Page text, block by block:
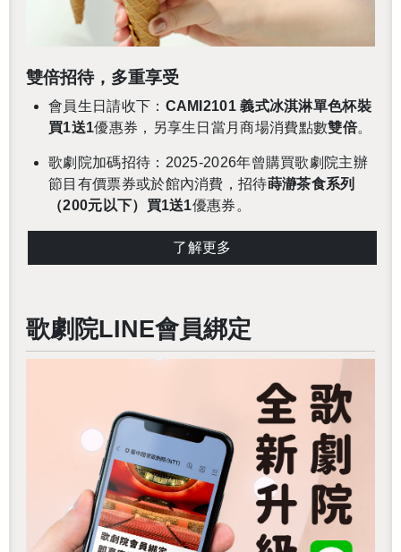
雙倍招待，多重享受
會員生日請收下： CAMI2101 義式冰淇淋單色杯裝
買1送1優惠券，另享生日當月商場消費點數雙倍。
歌劇院加碼招待： 2025-2026年曾購買歌劇院主辦
節目有價票券或於館內消費，招待蒔瀞茶食系列
（200元以下）買1送1優惠券。
了解更多
歌劇院LINE會員綁定